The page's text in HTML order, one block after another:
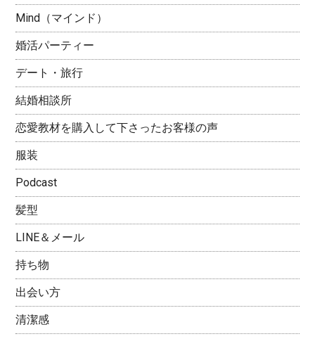
Mind（マインド）
婚活パーティー
デート・旅行
結婚相談所
恋愛教材を購入して下さったお客様の声
服装
Podcast
髪型
LINE＆メール
持ち物
出会い方
清潔感